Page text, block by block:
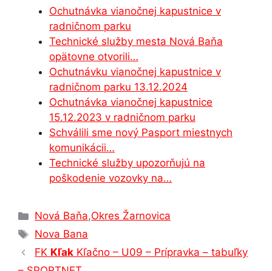
b
o
o
k
e
n
g
er
A
p
p
dI
n
a
m
Ochutnávka vianočnej kapustnice v
radničnom parku
Technické služby mesta Nová Baňa
opätovne otvorili…
Ochutnávku vianočnej kapustnice v
radničnom parku 13.12.2024
Ochutnávka vianočnej kapustnice
15.12.2023 v radničnom parku
Schválili sme nový Pasport miestnych
komunikácii…
Technické služby upozorňujú na
poškodenie vozovky na…
Kategórie
Nová Baňa,Okres Žarnovica
Značky
Nova Bana
FK Kľak Kľačno – U09 – Prípravka – tabuľky